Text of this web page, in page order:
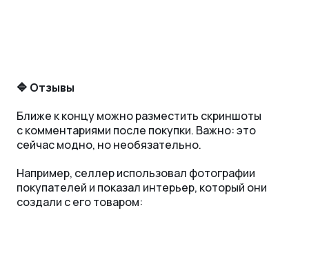
🔷 Отзывы
Ближе к концу можно разместить скриншоты
с комментариями после покупки. Важно: это
сейчас модно, но необязательно.
Например, селлер использовал фотографии
покупателей и показал интерьер, который они
создали с его товаром: